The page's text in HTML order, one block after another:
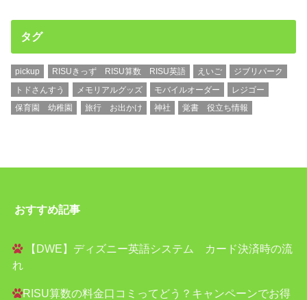
タグ
pickup RISUきっず RISU算数 RISU英語 えいご
ジブリパーク
トドさんすう
メモリアルグッズ モバイルオーダー
レジゴー
保育園 幼稚園
旅行 お出かけ 神社 覚書 役立ち情報
おすすめ記事
【DWE】ディズニー英語システム カード決済時の流
れ
RISU算数の料金口コミってどう？キャンペーンでお得